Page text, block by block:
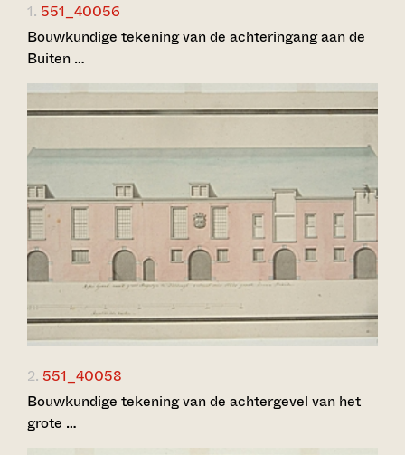
1. 551_40056
Bouwkundige tekening van de achteringang aan de
Buiten …
2. 551_40058
Bouwkundige tekening van de achtergevel van het
grote …